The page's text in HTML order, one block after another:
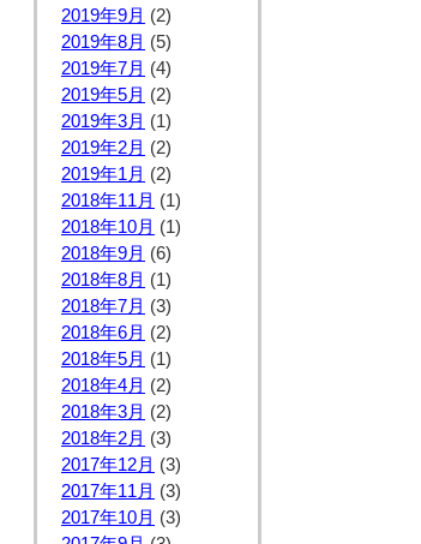
2019年9月 (2)
2019年8月 (5)
2019年7月 (4)
2019年5月 (2)
2019年3月 (1)
2019年2月 (2)
2019年1月 (2)
2018年11月 (1)
2018年10月 (1)
2018年9月 (6)
2018年8月 (1)
2018年7月 (3)
2018年6月 (2)
2018年5月 (1)
2018年4月 (2)
2018年3月 (2)
2018年2月 (3)
2017年12月 (3)
2017年11月 (3)
2017年10月 (3)